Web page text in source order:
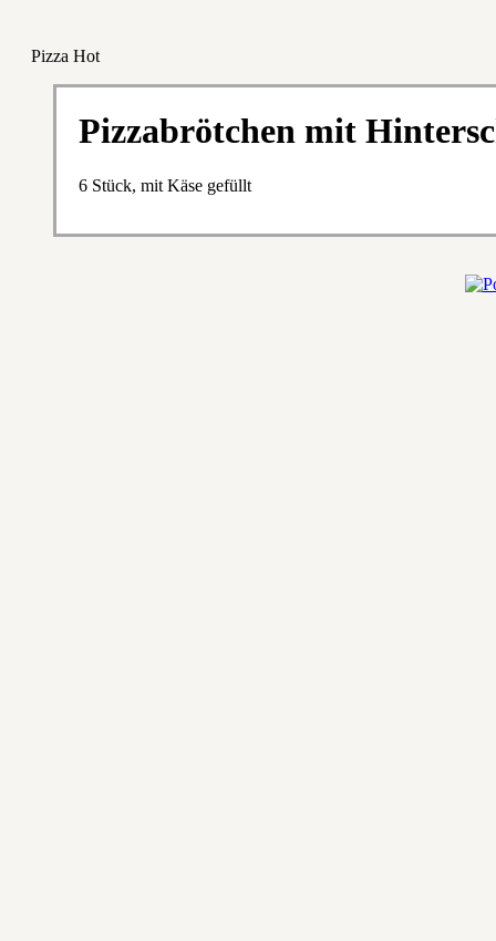
Pizza Hot
Pizzabrötchen mit
6 Stück, mit Käse gefüllt